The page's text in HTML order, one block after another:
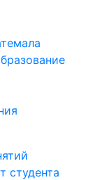
студента